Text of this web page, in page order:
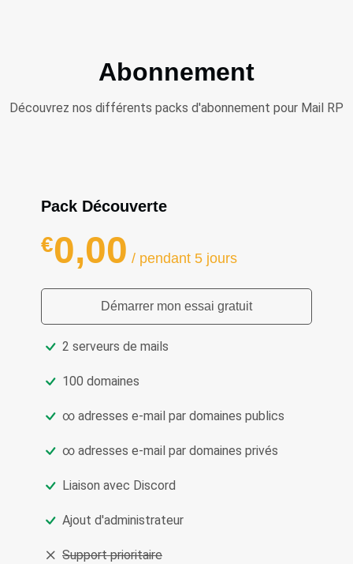
Abonnement
Découvrez nos différents packs d'abonnement pour Mail RP
Pack Découverte
€0,00 / pendant 5 jours
Démarrer mon essai gratuit
2 serveurs de mails
100 domaines
∞ adresses e‑mail par domaines publics
∞ adresses e‑mail par domaines privés
Liaison avec Discord
Ajout d'administrateur
Support prioritaire